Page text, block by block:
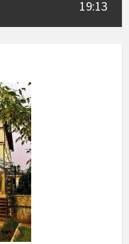
19:13